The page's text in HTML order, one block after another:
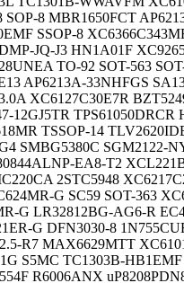
SOP-8 MBR1650FCT
SSOP-8
JQ-J3 HN1A01F
TO-92 SOT-563
AP6213A-33NHFGS
XC6127C30E7R
12GJ5TR
TSSOP-14
SMBG5380C SGM2122-
EA8-T2
2STC5948
G SC59 SOT-363
G LR32812BG-AG6-R
G DFN3030-8
R7 MAX6629MTT
S5MC TC1303B-
R6006ANX